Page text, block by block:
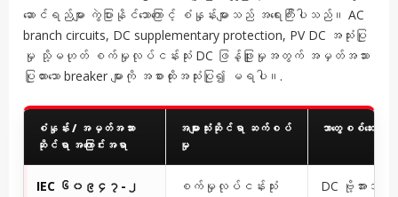
ဆောင်ရည်များ ကွဲပြားနိုင်သောကြောင့် စံနှုန်းများသည် အရေးကြီးပါသည်။ AC
branch circuits, DC supplementary protection, PV DC အသုံးပြု
မှု သို့မဟုတ် စက်မှုလုပ်ငန်းသုံး DC ဖြန့်ဖြူးမှုအတွက် အမှတ်အသား
ပြုထားသော breaker များကို အစားထိုးအသုံးပြု၍ မရပါ။.
စံနှုန်း / အမှတ်အသား
ဆိုင်ရာ အကြောင်းအရာ
အများသုံးဆိုင်ရာ ဆက်စပ်
မှု
ဘာတွေစစ်ဆေးရ
IEC ၆၀၉၄၇-၂
စက်မှုလုပ်ငန်းသုံး
DC ဗို့အားသ